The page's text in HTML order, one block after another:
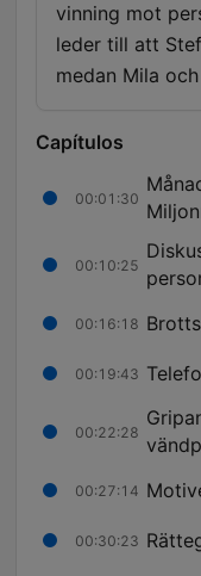
vinning mot
leder till att
medan Mila
Capítulos
00:01:30
00:10:25
00:16:18
00:19:43
00:22:28
00:27:14
00:30:23